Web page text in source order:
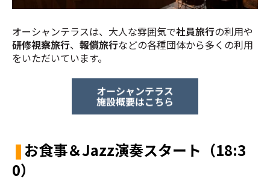
オーシャンテラスは、大人な雰囲気で社員旅行の利用や
研修視察旅行、 報償旅行などの各種団体から多くの利用
をいただいています。
❚ お食事＆Jazz演奏スタート （18:3
0）